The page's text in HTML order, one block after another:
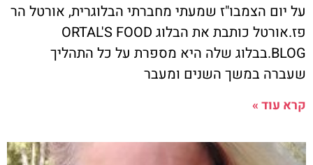
על יום הצמבו"ז שמעתי מחברתי הבלוגרית, אורטל הר
פז.אורטל כותבת את הבלוג ORTAL'S FOOD
BLOG.בבלוג שלה היא מספרת על כל התהליך
שעברה במשך השנים ומעבר
קרא עוד »